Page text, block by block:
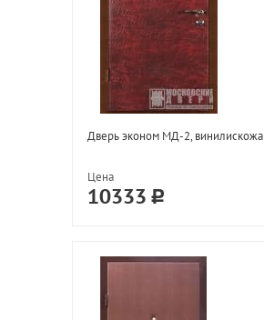
Дверь эконом МД-2, винилискожа
Цена
10333